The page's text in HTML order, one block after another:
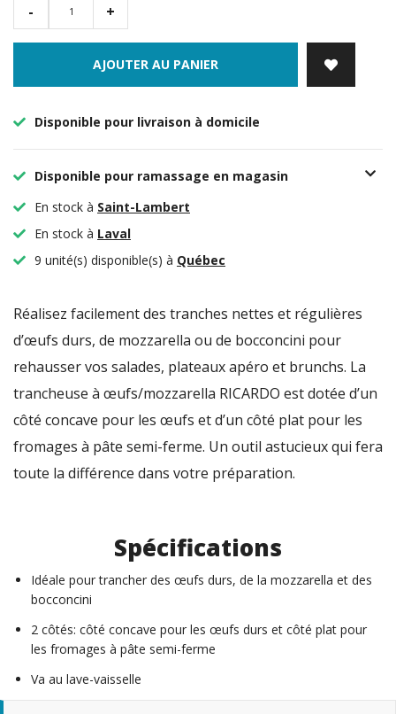
- +
AJOUTER AU PANIER
Disponible pour livraison à domicile
Disponible pour ramassage en magasin
En stock à Saint-Lambert
En stock à Laval
9 unité(s) disponible(s) à Québec
Réalisez facilement des tranches nettes et régulières
d’œufs durs, de mozzarella ou de bocconcini pour
rehausser vos salades, plateaux apéro et brunchs. La
trancheuse à œufs/mozzarella RICARDO est dotée d’un
côté concave pour les œufs et d’un côté plat pour les
fromages à pâte semi-ferme. Un outil astucieux qui fera
toute la différence dans votre préparation.
Spécifications
Idéale pour trancher des œufs durs, de la mozzarella et des
bocconcini
2 côtés: côté concave pour les œufs durs et côté plat pour
les fromages à pâte semi-ferme
Va au lave-vaisselle